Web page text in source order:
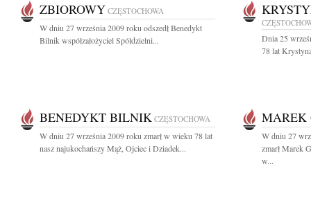
ZBIOROWY CZĘSTOCHOWA
W dniu 27 września 2009 roku odszedł Benedykt
Bilnik współzałożyciel Spółdzielni...
Dnia 25
78 lat
BENEDYKT BILNIK CZĘSTOCHOWA
W dniu 27 września 2009 roku zmarł w wieku 78 lat
nasz najukochańszy Mąż, Ojciec i Dziadek...
MAREK
W dniu 27
zmarł Marek
w...